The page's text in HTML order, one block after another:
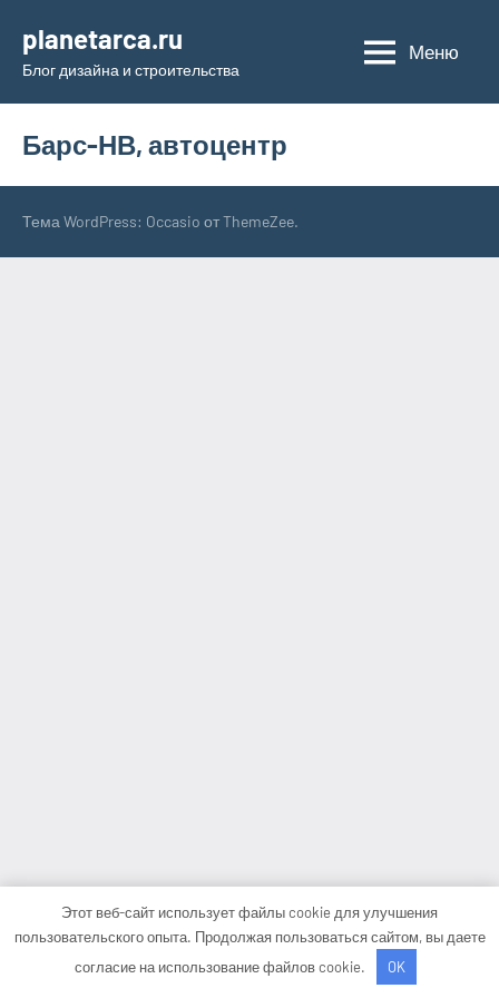
содержимому
planetarca.ru
Блог дизайна и строительства
Меню
Барс-НВ, автоцентр
Тема WordPress: Occasio от ThemeZee.
Этот веб-сайт использует файлы cookie для улучшения
пользовательского опыта. Продолжая пользоваться сайтом, вы даете
согласие на использование файлов cookie.
OK